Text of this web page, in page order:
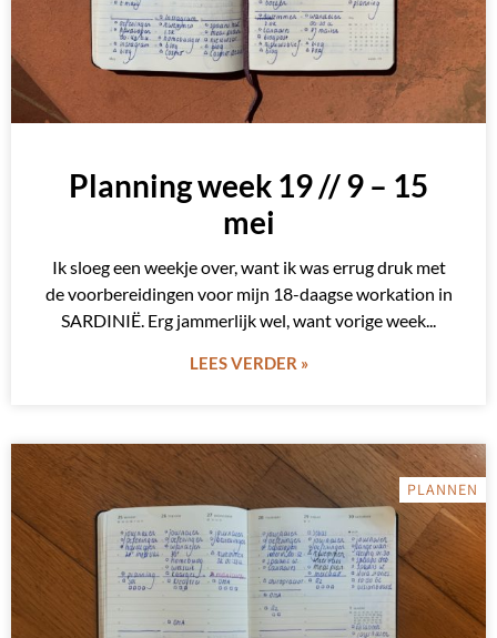
Planning week 19 // 9 – 15
mei
Ik sloeg een weekje over, want ik was errug druk met
de voorbereidingen voor mijn 18-daagse workation in
SARDINIË. Erg jammerlijk wel, want vorige week
LEES VERDER »
PLANNEN